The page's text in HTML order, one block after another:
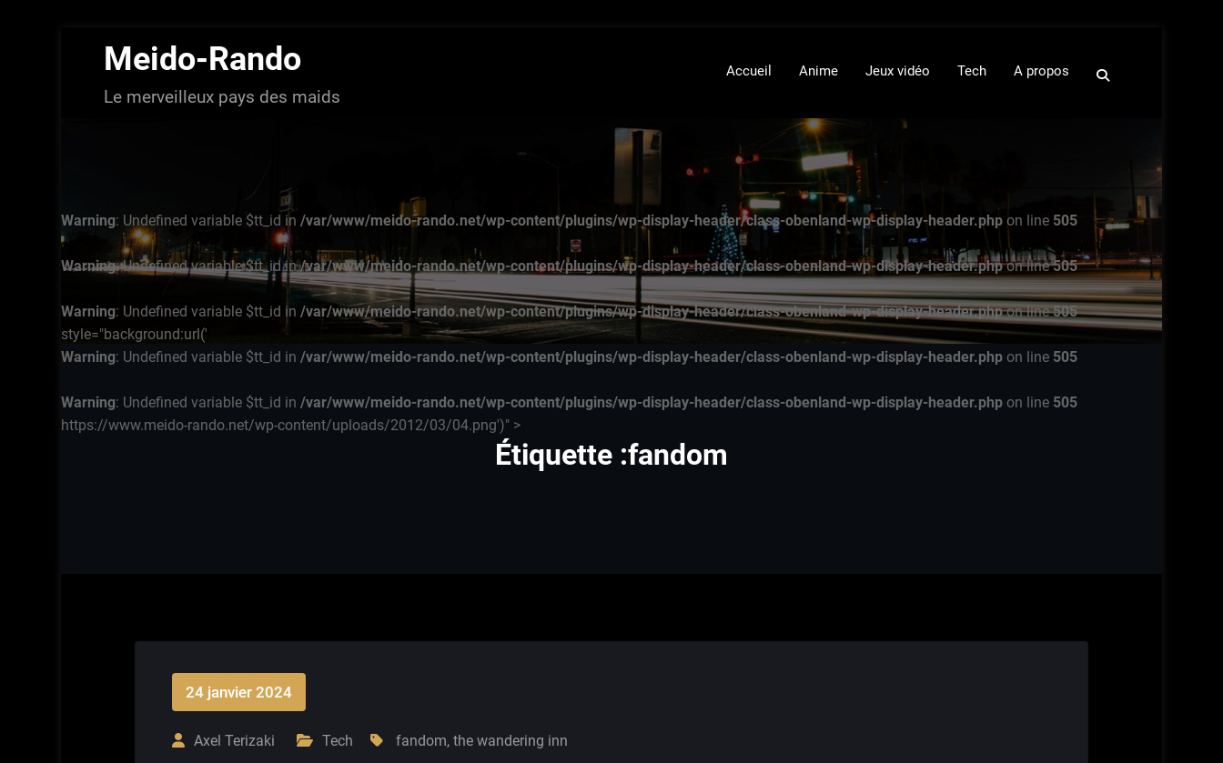
Meido-Rando
Le merveilleux pays des maids
Accueil Anime Jeux vidéo Tech A propos
Warning: Undefined variable $tt_id in /var/www/meido-rando.net/wp-content/plugins/wp-display-header/class-obenland-wp-display-header.php on line 505
Warning: Undefined variable $tt_id in/var/www/meido-rando.net/wp-content/plugins/wp-display-header/class-obenland-wp-display-header.phpon line505
Warning: Undefined variable $tt_id in /var/www/meido-rando.net/wp-content/plugins/wp-display-header/class-obenland-wp-display-header.phpon line505
style="background:url('
Warning: Undefined variable $tt_id in /var/www/meido-rando.net/wp-content/plugins/wp-display-header/class-obenland-wp-display-header.php on line 505
Warning: Undefined variable $tt_id in /var/www/meido-rando.net/wp-content/plugins/wp-display-header/class-obenland-wp-display-header.php on line 505
https://www.meido-rando.net/wp-content/uploads/2012/03/04.png')" >
Étiquette :fandom
24 janvier 2024
Axel Terizaki Tech fandom, the wandering inn